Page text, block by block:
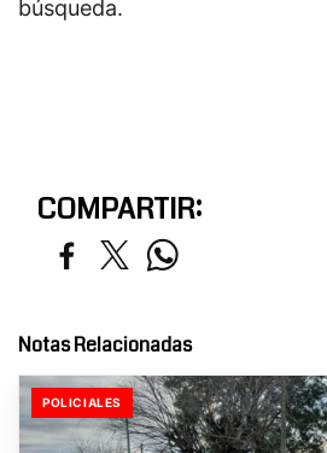
búsqueda.
COMPARTIR:
Notas Relacionadas
POLICIALES